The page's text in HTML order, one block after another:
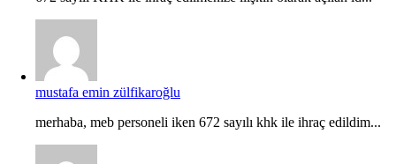
mustafa emin zülfikaroğlu
merhaba, meb personeli iken 672 sayılı khk ile ihraç edildim...